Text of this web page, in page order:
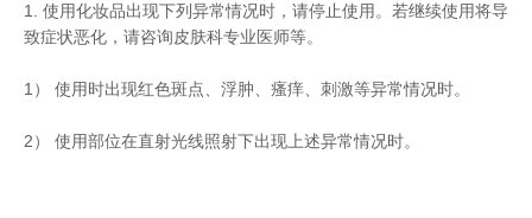
1. 使用化妆品出现下列异常情况时，请停止使用。若继续使用将导
致症状恶化，请咨询皮肤科专业医师等。
1） 使用时出现红色斑点、浮肿、瘙痒、刺激等异常情况时。
2） 使用部位在直射光线照射下出现上述异常情况时。